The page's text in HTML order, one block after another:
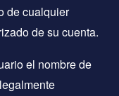
de cualquier
de su cuenta.
el nombre de